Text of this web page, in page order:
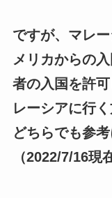
ですが、マレ
メリカからの入
者の入国を許
レーシアに行
どちらでも参
（2022/7/16現